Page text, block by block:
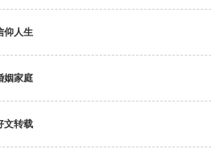
仰人生
姻家庭
文转载